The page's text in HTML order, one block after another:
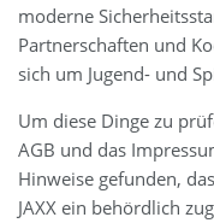
moderne
Partnerschaften und
sich um Jugend- und
Um diese Dinge zu
AGB und das
Hinweise gefunden,
JAXX ein behördlich